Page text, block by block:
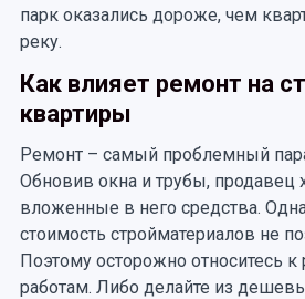
парк оказались дороже, чем
реку.
Как влияет ремонт на
квартиры
Ремонт – самый проблемный
Обновив окна и трубы, продавец
вложенные в него средства.
стоимость стройматериалов не
Поэтому осторожно относитесь
работам. Либо делайте из